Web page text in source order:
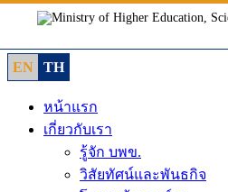
content
EN
TH
หน้าแรก
เกี่ยวกับเรา
รู้จัก บพข.
วิสัยทัศน์และพันธกิจ